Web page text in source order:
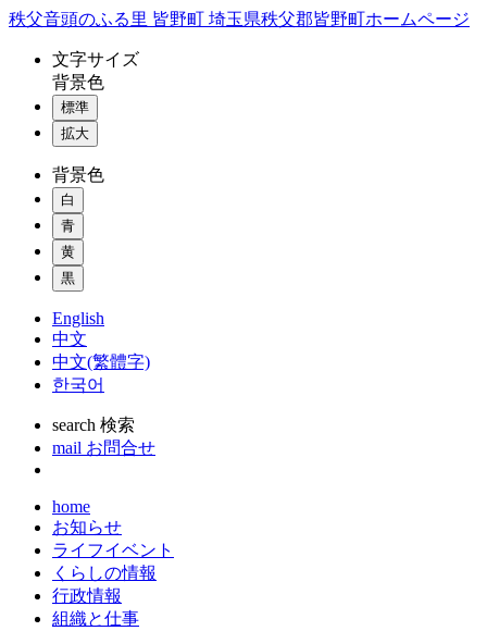
コ
秩父音頭のふる里 皆野町 埼玉県秩父郡皆野町ホームページ
文字サイズ
背景色
標準
拡大
背景色
白
青
黄
黒
English
中文
中文(繁體字)
한국어
search 検索
mail お問合せ
home
お知らせ
ライフイベント
くらしの情報
行政情報
組織と仕事